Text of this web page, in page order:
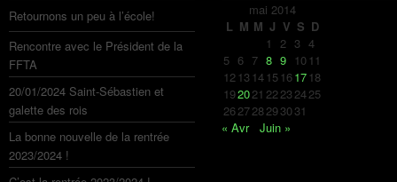
Retournons un peu à l’école!
Rencontre avec le Président de la
FFTA
20/01/2024 Saint-Sébastien et
galette des rois
La bonne nouvelle de la rentrée
2023/2024 !
mai 2014
L M M J V S D
1 2 3 4
5 6 7 8 9 10 11
12 13 14 15 1617 18
192021 22232425
262728293031
« Avr
Juin »